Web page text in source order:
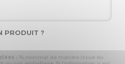
PRODUIT ?
: % minimal de matière issue du